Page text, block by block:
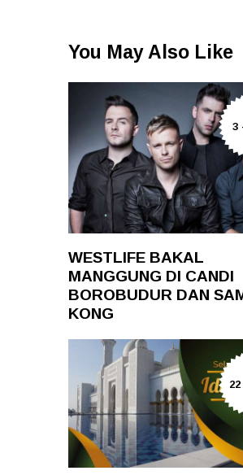
You May Also Like
3
WESTLIFE BAKAL
MANGGUNG DI CANDI
BOROBUDUR DAN
KONG